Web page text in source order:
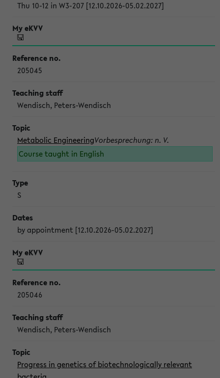
Thu 10-12 in W3-207 [12.10.2026-05.02.2027]
205045
Wendisch, Peters-Wendisch
Metabolic EngineeringVorbesprechung: n. V.
Course taught in English
S
by appointment [12.10.2026-05.02.2027]
205046
Wendisch, Peters-Wendisch
Progress in genetics of biotechnologically relevant